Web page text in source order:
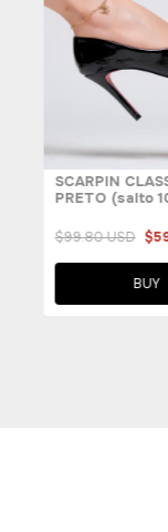
SCARPIN
PRETO (salto
$99.80 USD
BUY